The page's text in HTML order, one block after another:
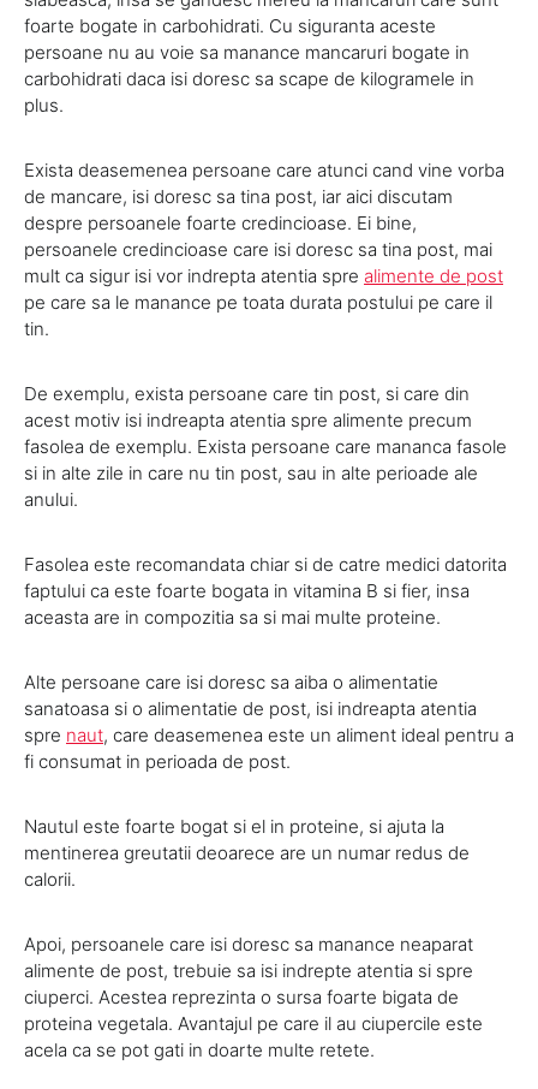
foarte bogate in carbohidrati. Cu siguranta aceste
persoane nu au voie sa manance mancaruri bogate in
carbohidrati daca isi doresc sa scape de kilogramele in
plus.
Exista deasemenea persoane care atunci cand vine vorba
de mancare, isi doresc sa tina post, iar aici discutam
despre persoanele foarte credincioase. Ei bine,
persoanele credincioase care isi doresc sa tina post, mai
mult ca sigur isi vor indrepta atentia spre alimente de post
pe care sa le manance pe toata durata postului pe care il
tin.
De exemplu, exista persoane care tin post, si care din
acest motiv isi indreapta atentia spre alimente precum
fasolea de exemplu. Exista persoane care mananca fasole
si in alte zile in care nu tin post, sau in alte perioade ale
anului.
Fasolea este recomandata chiar si de catre medici datorita
faptului ca este foarte bogata in vitamina B si fier, insa
aceasta are in compozitia sa si mai multe proteine.
Alte persoane care isi doresc sa aiba o alimentatie
sanatoasa si o alimentatie de post, isi indreapta atentia
spre naut, care deasemenea este un aliment ideal pentru a
fi consumat in perioada de post.
Nautul este foarte bogat si el in proteine, si ajuta la
mentinerea greutatii deoarece are un numar redus de
calorii.
Apoi, persoanele care isi doresc sa manance neaparat
alimente de post, trebuie sa isi indrepte atentia si spre
ciuperci. Acestea reprezinta o sursa foarte bigata de
proteina vegetala. Avantajul pe care il au ciupercile este
acela ca se pot gati in doarte multe retete.